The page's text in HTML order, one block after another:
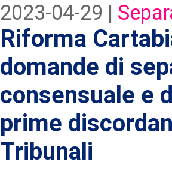
2023-04-29 |
Riforma
domande di
consensuale e
prime
Tribunali